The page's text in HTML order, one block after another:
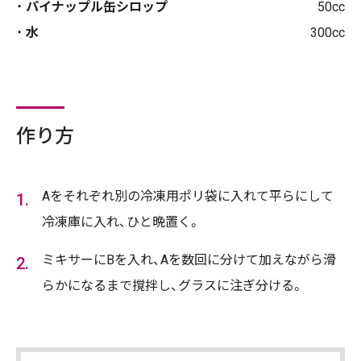
パイナップル缶シロップ
50cc
水
300cc
作り方
Aをそれぞれ別の冷凍用ポリ袋に入れて平らにして
冷凍庫に入れ、ひと晩置く。
ミキサーにBを入れ、Aを数回に分けて加えながら滑
らかになるまで撹拌し、グラスに注ぎ分ける。